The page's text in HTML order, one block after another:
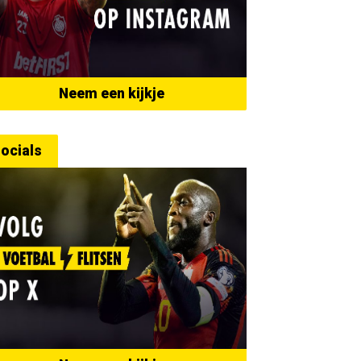
Neem een kijkje